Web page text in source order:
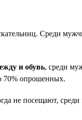
Среди
и обувь, среди
70% опрошенных.
не посещают,